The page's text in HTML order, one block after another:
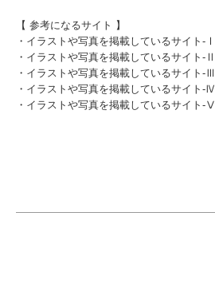
【 参考になるサイト 】
・ イラストや写真を掲載しているサイト-Ⅰ
・ イラストや写真を掲載しているサイト-Ⅱ
・ イラストや写真を掲載しているサイト-Ⅲ
・ イラストや写真を掲載しているサイト-Ⅳ
・ イラストや写真を掲載しているサイト-Ⅴ